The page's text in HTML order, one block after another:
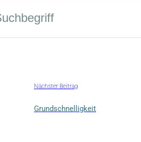
Nächster Beitrag
Grundschnelligkeit